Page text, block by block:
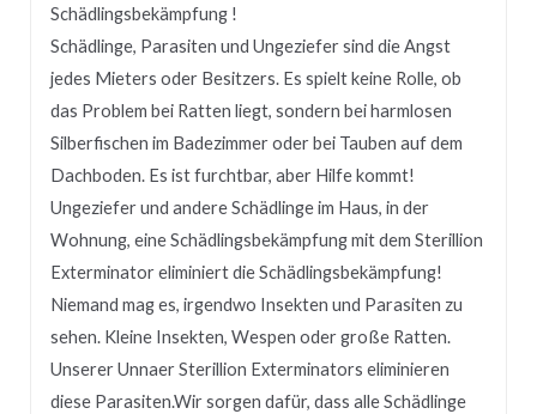
Schädlingsbekämpfung !
Schädlinge, Parasiten und Ungeziefer sind die Angst
jedes Mieters oder Besitzers. Es spielt keine Rolle, ob
das Problem bei Ratten liegt, sondern bei harmlosen
Silberfischen im Badezimmer oder bei Tauben auf dem
Dachboden. Es ist furchtbar, aber Hilfe kommt!
Ungeziefer und andere Schädlinge im Haus, in der
Wohnung, eine Schädlingsbekämpfung mit dem Sterillion
Exterminator eliminiert die Schädlingsbekämpfung!
Niemand mag es, irgendwo Insekten und Parasiten zu
sehen. Kleine Insekten, Wespen oder große Ratten.
UnsererUnnaerSterillion Exterminators eliminieren
diese Parasiten.Wir sorgen dafür, dass alle Schädlinge